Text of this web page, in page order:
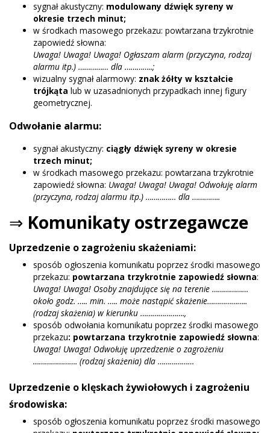
sygnał akustyczny: modulowany dźwięk syreny w
okresie trzech minut;
w środkach masowego przekazu: powtarzana trzykrotnie
zapowiedź słowna:
Uwaga! Uwaga! Uwaga! Ogłaszam alarm (przyczyna, rodzaj
alarmu itp.) …………… dla …………..;
wizualny sygnał alarmowy: znak żółty w kształcie
trójkąta lub w uzasadnionych przypadkach innej figury
geometrycznej.
Odwołanie alarmu:
sygnał akustyczny: ciągły dźwięk syreny w okresie
trzech minut;
w środkach masowego przekazu: powtarzana trzykrotnie
zapowiedź słowna: Uwaga! Uwaga! Uwaga! Odwołuję alarm
(przyczyna, rodzaj alarmu itp.) …………… dla …………..
⇒ Komunikaty ostrzegawcze
Uprzedzenie o zagrożeniu skażeniami:
sposób ogłoszenia komunikatu poprzez środki masowego
przekazu: powtarzana trzykrotnie zapowiedź słowna:
Uwaga! Uwaga! Osoby znajdujące się na terenie ………………
około godz. ….. min. ….. może nastąpić skażenie………………..
(rodzaj skażenia) w kierunku ………………….,
sposób odwołania komunikatu poprzez środki masowego
przekazu: powtarzana trzykrotnie zapowiedź słowna:
Uwaga! Uwaga! Odwołuję uprzedzenie o zagrożeniu
…………………. (rodzaj skażenia) dla ………………
Uprzedzenie o klęskach żywiołowych i zagrożeniu
środowiska:
sposób ogłoszenia komunikatu poprzez środki masowego